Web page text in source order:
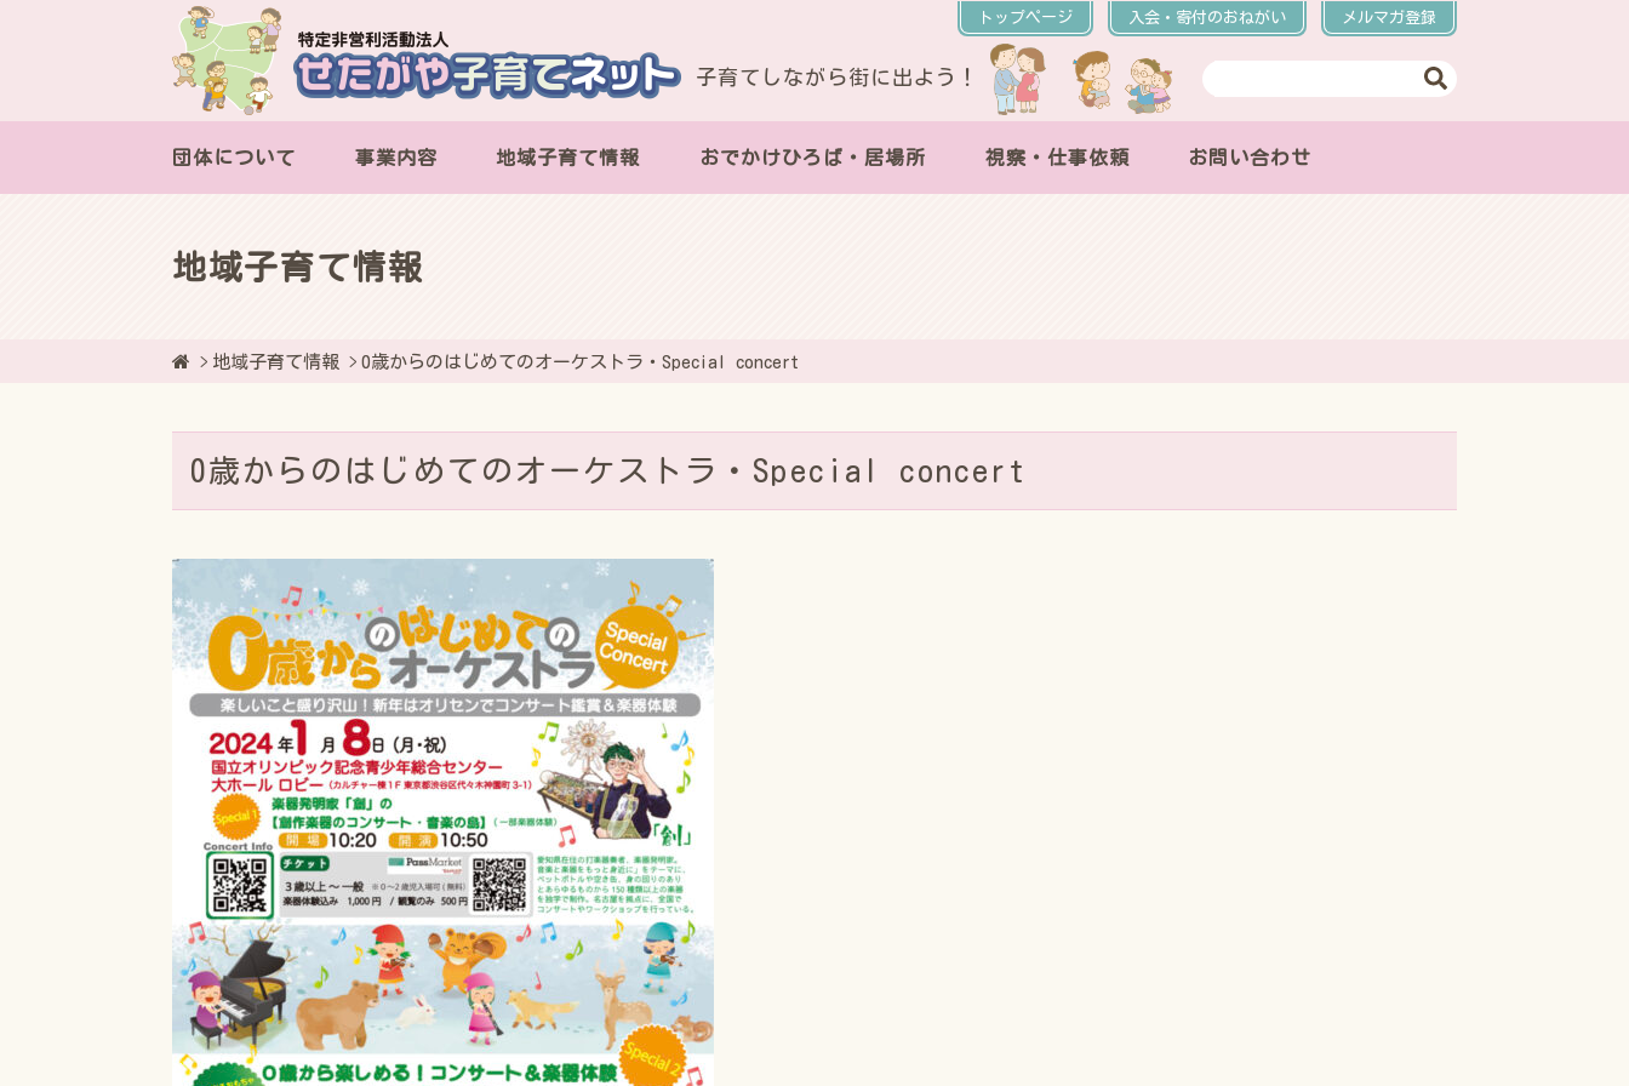
子育てしながら街に出よう！
トップページ 入会・寄付のおねがい メルマガ登録
団体について 事業内容 地域子育て情報 おでかけひろば・居場所 視察・仕事依頼 お問い合わせ
地域子育て情報
地域子育て情報 0歳からのはじめてのオーケストラ・Special concert
0歳からのはじめてのオーケストラ・Special concert